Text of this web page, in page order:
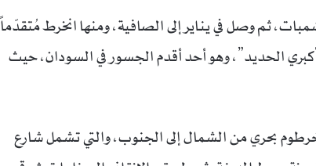
ثم وصل في يناير إلى الصافية، ومنها انخرط مُتقدّماً
الحديد”، وهو أحد أقدم الجسور في السودان، حيث
بحري من الشمال إلى الجنوب، والتي تشمل شارع